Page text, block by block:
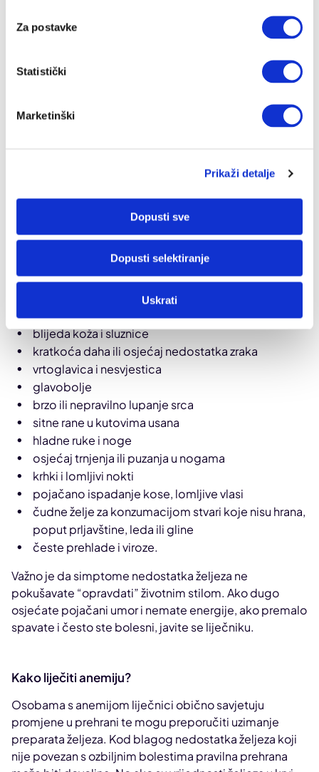
Za postavke
Statistički
Marketinški
Prikaži detalje
Dopusti sve
Dopusti selektiranje
Uskrati
Simptomi umjerenog do teškog nedostatka željeza
uključuju:
opći umor i slabost
blijeda koža i sluznice
kratkoća daha ili osjećaj nedostatka zraka
vrtoglavica i nesvjestica
glavobolje
brzo ili nepravilno lupanje srca
sitne rane u kutovima usana
hladne ruke i noge
osjećaj trnjenja ili puzanja u nogama
krhki i lomljivi nokti
pojačano ispadanje kose, lomljive vlasi
čudne želje za konzumacijom stvari koje nisu hrana,
poput prljavštine, leda ili gline
česte prehlade i viroze.
Važno je da simptome nedostatka željeza ne
pokušavate “opravdati” životnim stilom. Ako dugo
osjećate pojačani umor i nemate energije, ako premalo
spavate i često ste bolesni, javite se liječniku.
Kako liječiti anemiju?
Osobama s anemijom liječnici obično savjetuju
promjene u prehrani te mogu preporučiti uzimanje
preparata željeza. Kod blagog nedostatka željeza koji
nije povezan s ozbiljnim bolestima pravilna prehrana